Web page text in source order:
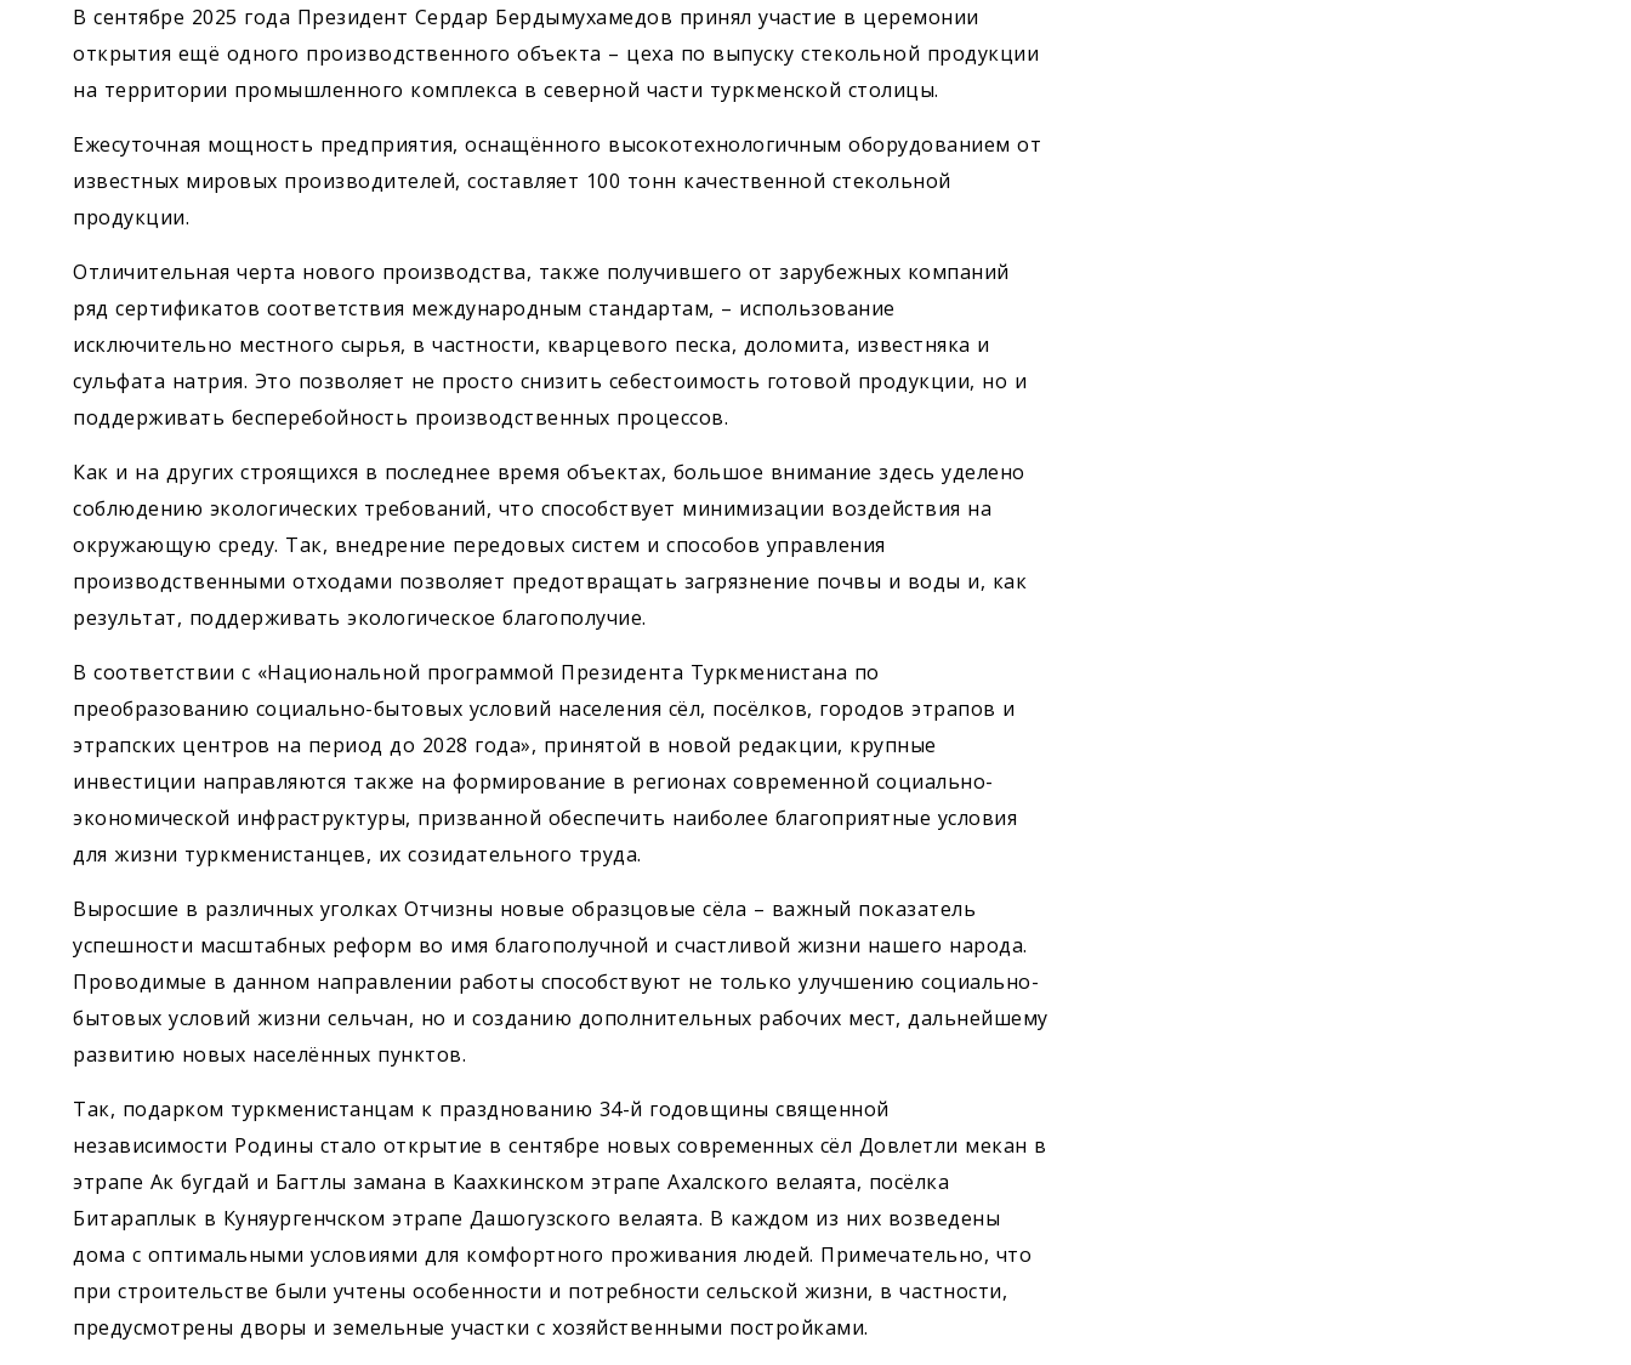
В сентябре 2025 года Президент Сердар Бердымухамедов принял учас­тие в церемонии
открытия ещё одного производственного объекта – цеха по выпуску стекольной продукции
на территории промышленного комплекса в северной части туркменской столицы.
Ежесуточная мощность предприя­тия, оснащённого высокотехнологичным оборудованием от
известных мировых производителей, составляет 100 тонн качественной стекольной
продукции.
Отличительная черта нового производства, также получившего от зарубежных компаний
ряд сертификатов соответствия международным стандартам, – использование
исключительно местного сырья, в частности, кварцевого песка, доломита, известняка и
сульфата нат­рия. Это позволяет не просто снизить себестоимость готовой продукции, но и
поддерживать бесперебойность производственных процессов.
Как и на других строящихся в последнее время объектах, большое внимание здесь уделено
соблюдению экологических требований, что способствует минимизации воздействия на
окружающую среду. Так, внедрение передовых систем и способов управления
производственными отходами позволяет предотвращать загрязнение поч­вы и воды и, как
результат, поддерживать экологическое благополучие.
В соответствии с «Национальной программой Президента Туркменистана по
преобразованию социально-бытовых условий населения сёл, посёлков, городов этрапов и
этрапских центров на период до 2028 года», принятой в новой редакции, крупные
инвестиции направляются также на формирование в регионах современной социально-
экономической инфраструктуры, призванной обеспечить наиболее благоприятные условия
для жизни туркменистанцев, их созидательного труда.
Выросшие в различных уголках Отчизны новые образцовые сёла – важный показатель
успешности масштабных реформ во имя благополучной и счастливой жизни нашего народа.
Проводимые в данном направлении работы способствуют не только улучшению социально-
бытовых условий жизни сельчан, но и созданию дополнительных рабочих мест, дальнейшему
развитию новых населённых пунктов.
Так, подарком туркменистанцам к празднованию 34-й годовщины священной
независимости Родины стало открытие в сентябре новых современных сёл Довлетли мекан в
этрапе Ак бугдай и Багтлы замана в Каахкинском этрапе Ахалского велаята, посёлка
Битараплык в Куняургенчском этрапе Дашогузского велаята. В каждом из них возведены
дома с оптимальными условиями для комфортного проживания людей. Примечательно, что
при строительстве были учтены особенности и потребности сельской жизни, в частности,
предусмотрены дворы и земельные участки с хозяйственными постройками.